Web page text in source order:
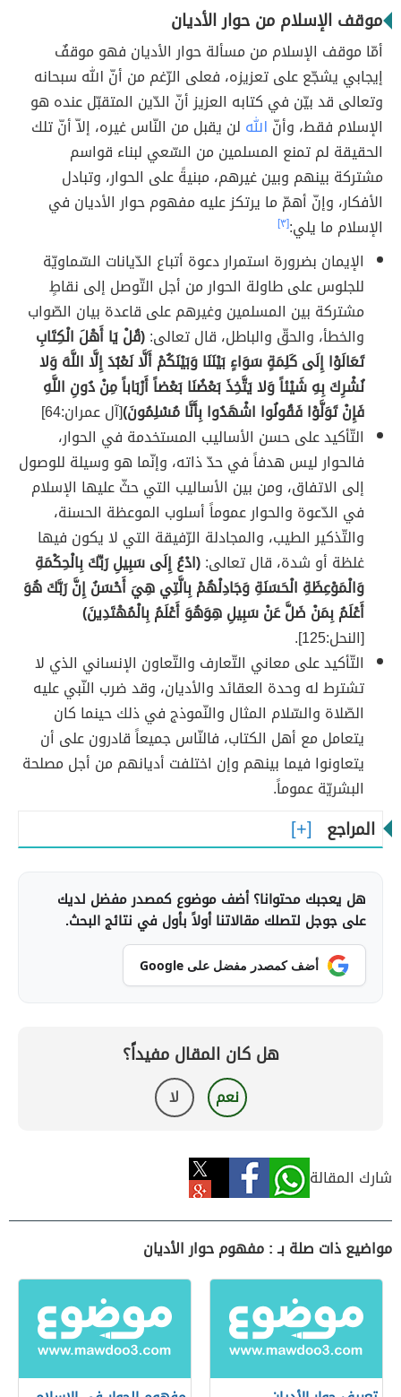
موقف الإسلام من حوار الأديان
أمّا موقف الإسلام من مسألة حوار الأديان فهو موقفٌ
إيجابي يشجّع على تعزيزه، فعلى الرّغم من أنّ الله سبحانه
وتعالى قد بيّن في كتابه العزيز أنّ الدّين المتقبّل عنده هو
الإسلام فقط، وأنّ الله لن يقبل من النّاس غيره، إلاّ أنّ تلك
الحقيقة لم تمنع المسلمين من السّعي لبناء قواسم
مشتركة بينهم وبين غيرهم، مبنيةً على الحوار، وتبادل
الأفكار، وإنّ أهمّ ما يرتكز عليه مفهوم حوار الأديان في
الإسلام ما يلي:[٣]
الإيمان بضرورة استمرار دعوة أتباع الدّيانات السّماويّة
للجلوس على طاولة الحوار من أجل التّوصل إلى نقاطٍ
مشتركة بين المسلمين وغيرهم على قاعدة بيان الصّواب
والخطأ، والحقّ والباطل، قال تعالى:(قُلْ يَا أَهْلَ الْكِتَابِ
تَعَالَوْا إِلَى كَلِمَةٍ سَوَاءٍ بَيْنَنَا وَبَيْنَكُمْ أَلَّا نَعْبُدَ إِلَّا اللَّهَ وَلا
نُشْرِكَ بِهِ شَيْئاً وَلا يَتَّخِذَ بَعْضُنَا بَعْضاً أَرْبَاباً مِنْ دُونِ اللَّهِ
فَإِنْ تَوَلَّوْا فَقُولُوا اشْهَدُوا بِأَنَّا مُسْلِمُونَ)[آل عمران:64]
التّأكيد على حسن الأساليب المستخدمة في الحوار،
فالحوار ليس هدفاً في حدّ ذاته، وإنّما هو وسيلة للوصول
إلى الاتفاق، ومن بين الأساليب التي حثّ عليها الإسلام
في الدّعوة والحوار عموماً أسلوب الموعظة الحسنة،
والتّذكير الطيب، والمجادلة الرّفيقة التي لا يكون فيها
غلظة أو شدة، قال تعالى:(ادْعُ إِلَى سَبِيلِ رَبِّكَ بِالْحِكْمَةِ
وَالْمَوْعِظَةِ الْحَسَنَةِ وَجَادِلْهُمْ بِالَّتِي هِيَ أَحْسَنُ إِنَّ رَبَّكَ هُوَ
أَعْلَمُ بِمَنْ ضَلَّ عَنْ سَبِيلِ هِوَهُوَ أَعْلَمُ بِالْمُهْتَدِينَ)
[النحل:125].
التّأكيد على معاني التّعارف والتّعاون الإنساني الذي لا
تشترط له وحدة العقائد والأديان، وقد ضرب النّبي عليه
الصّلاة والسّلام المثال والنّموذج في ذلك حينما كان
يتعامل مع أهل الكتاب، فالنّاس جميعاً قادرون على أن
يتعاونوا فيما بينهم وإن اختلفت أديانهم من أجل مصلحة
البشريّة عموماً.
المراجع
هل يعجبك محتوانا؟ أضف موضوع كمصدر مفضل لديك
على جوجل لتصلك مقالاتنا أولاً بأول في نتائج البحث.
أضف كمصدر مفضل على Google
هل كان المقال مفيداً؟
نعم لا
شارك المقالة
مواضيع ذات صلة بـ : مفهوم حوار الأديان